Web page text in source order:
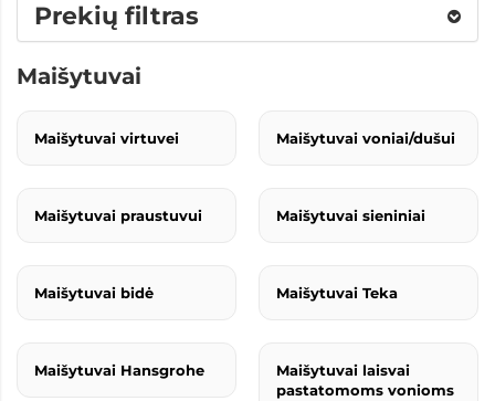
Prekių filtras
Maišytuvai
Maišytuvai virtuvei Maišytuvai voniai/dušui
Maišytuvai praustuvui Maišytuvai sieniniai
Maišytuvai bidė Maišytuvai Teka
Maišytuvai Hansgrohe
Maišytuvai laisvai
pastatomoms vonioms